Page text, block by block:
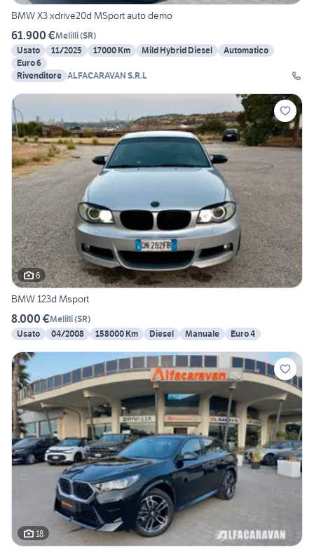
BMW X3 xdrive20d MSport auto demo
61.900 €Melilli(SR)
Usato
11/2025 17000 Km Mild Hybrid Diesel
Automatico
Euro 6
Rivenditore ALFACARAVAN S.R.L
6
BMW 123d Msport
8.000 €Melilli(SR)
Usato
04/2008 158000 Km Diesel Manuale Euro 4
18